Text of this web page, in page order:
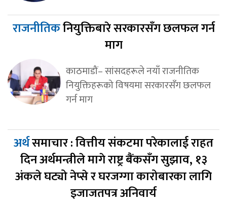
राजनीतिकनियुक्तिबारे सरकारसँग छलफल गर्न
माग
काठमाडौं– सांसदहरूले नयाँ राजनीतिक
नियुक्तिहरूको विषयमा सरकारसँग छलफल
गर्न माग
अर्थसमाचार : वित्तीय संकटमा परेकालाई राहत
दिन अर्थमन्त्रीले मागे राष्ट्र बैंकसँग सुझाव, १३
अंकले घट्यो नेप्से र घरजग्गा कारोबारका लागि
इजाजतपत्र अनिवार्य